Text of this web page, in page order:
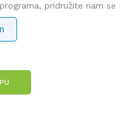
pridružite nam se